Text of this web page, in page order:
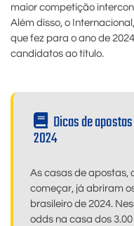
maior competição
Além disso, o
que fez para o ano de
candidatos ao título.
Dicas de
2024
As casas de apostas,
começar, já abriram
brasileiro de 2024.
odds na casa dos